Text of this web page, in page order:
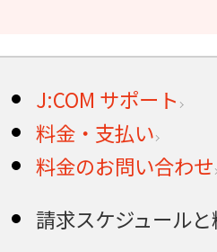
J:COM サポート
料金・支払い
料金のお問い合わせ
請求スケジュール